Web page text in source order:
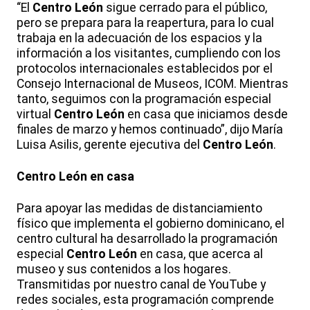
“El Centro León sigue cerrado para el público,
pero se prepara para la reapertura, para lo cual
trabaja en la adecuación de los espacios y la
información a los visitantes, cumpliendo con los
protocolos internacionales establecidos por el
Consejo Internacional de Museos, ICOM. Mientras
tanto, seguimos con la programación especial
virtual Centro León en casa que iniciamos desde
finales de marzo y hemos continuado”, dijo María
Luisa Asilis, gerente ejecutiva del Centro León.
Centro León en casa
Para apoyar las medidas de distanciamiento
físico que implementa el gobierno dominicano, el
centro cultural ha desarrollado la programación
especial Centro León en casa, que acerca al
museo y sus contenidos a los hogares.
Transmitidas por nuestro canal de YouTube y
redes sociales, esta programación comprende